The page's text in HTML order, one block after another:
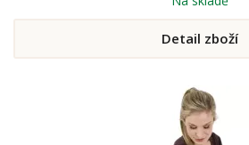
Detail zboží